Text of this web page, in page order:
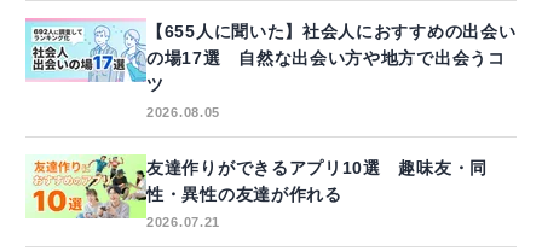
【655人に聞いた】社会人におすすめの出会い
の場17選 自然な出会い方や地方で出会うコ
ツ
2026.08.05
友達作りができるアプリ10選 趣味友・同
性・異性の友達が作れる
2026.07.21